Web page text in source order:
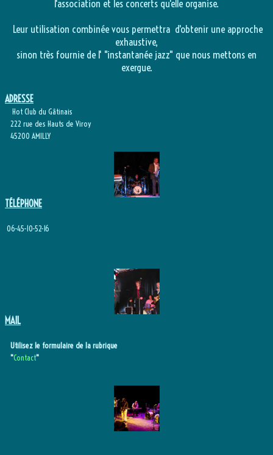
l'association et les concerts qu'elle organise.
Leur utilisation combinée vous permettra d'obtenir une approche
exhaustive,
sinon très fournie de l' "instantanée jazz" que nous mettons en
exergue.
ADRESSE
Hot Club du Gâtinais
222 rue des Hauts de Viroy
45200 AMILLY
TÉLÉPHONE
06-45-10-52-16
MAIL
Utilisez le formulaire de la rubrique
"Contact"